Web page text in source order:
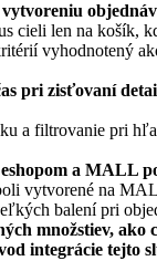
cieli len na košík,
vyhodnotený
pri zisťovaní
a filtrovanie pri
a MALL
vytvorené na
balení pri
množstiev, ako
integrácie tejto